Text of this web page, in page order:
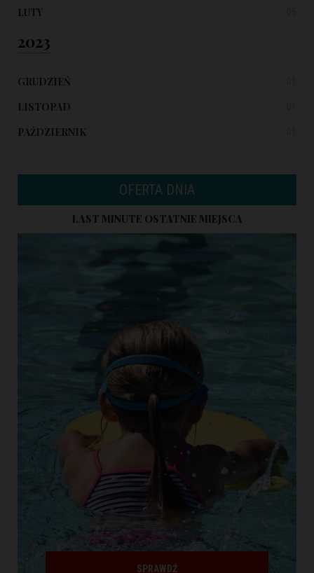
LUTY
2023
GRUDZIEŃ
LISTOPAD
PAŹDZIERNIK
OFERTA DNIA
LAST MINUTE OSTATNIE MIEJSCA
SPRAWDŹ